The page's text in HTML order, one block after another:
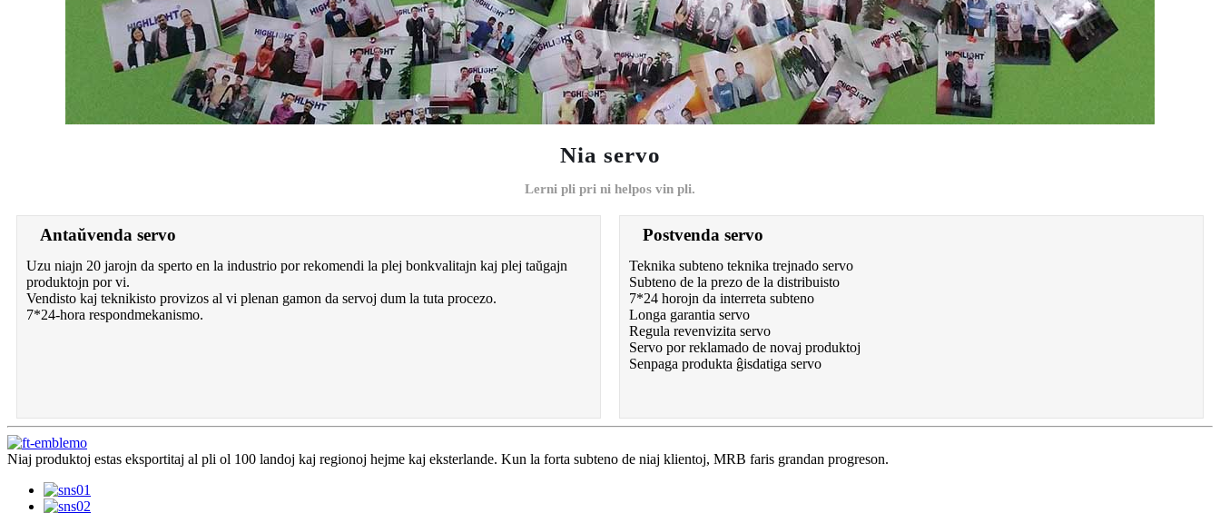
Nia servo
Lerni pli pri ni helpos vin pli.
Antaŭvenda servo
Uzu niajn 20 jarojn da sperto en la industrio por rekomendi la plej bonkvalitajn kaj plej taŭgajn
produktojn por vi.
Vendisto kaj teknikisto provizos al vi plenan gamon da servoj dum la tuta procezo.
7*24-hora respondmekanismo.
Postvenda servo
Teknika subteno teknika trejnado servo
Subteno de la prezo de la distribuisto
7*24 horojn da interreta subteno
Longa garantia servo
Regula revenvizita servo
Servo por reklamado de novaj produktoj
Senpaga produkta ĝisdatiga servo
Niaj produktoj estas eksportitaj al pli ol 100 landoj kaj regionoj hejme kaj eksterlande. Kun la forta subteno de niaj klientoj, MRB faris grandan progreson.